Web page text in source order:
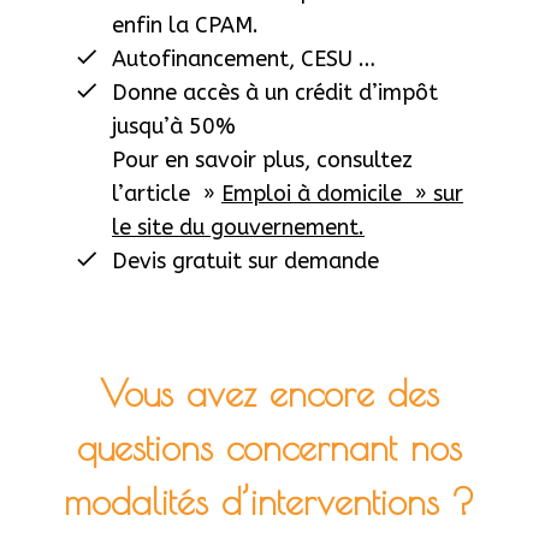
enfin la CPAM.
Autofinancement, CESU …
Donne accès à un crédit d’impôt
jusqu’à 50%
Pour en savoir plus, consultez
l’article » Emploi à domicile » sur
le site du gouvernement.
Devis gratuit sur demande
Vous avez encore des
questions concernant nos
modalités d’interventions ?